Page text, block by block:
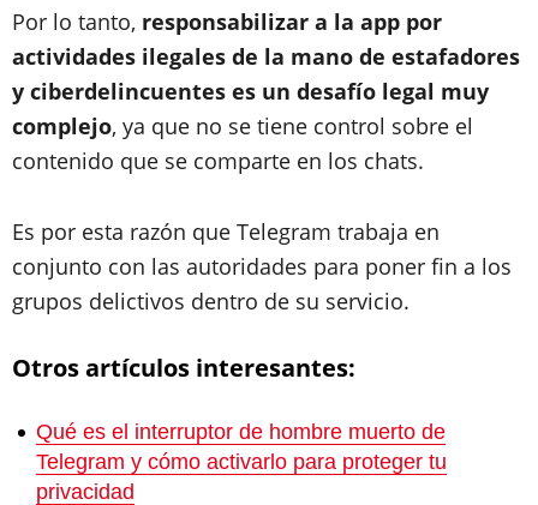
Por lo tanto, responsabilizar a la app por
actividades ilegales de la mano de estafadores
y ciberdelincuentes es un desafío legal muy
complejo, ya que no se tiene control sobre el
contenido que se comparte en los chats.
Es por esta razón que Telegram trabaja en
conjunto con las autoridades para poner fin a los
grupos delictivos dentro de su servicio.
Otros artículos interesantes:
Qué es el interruptor de hombre muerto de
Telegram y cómo activarlo para proteger tu
privacidad